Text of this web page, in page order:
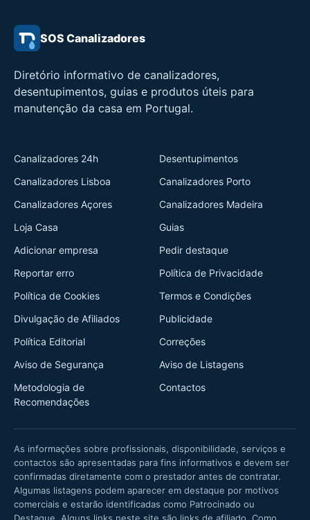
SOS Canalizadores
Diretório informativo de canalizadores,
desentupimentos, guias e produtos úteis para
manutenção da casa em Portugal.
Canalizadores 24h
Desentupimentos
Canalizadores Lisboa
Canalizadores Porto
Canalizadores Açores
Canalizadores Madeira
Loja Casa
Guias
Adicionar empresa
Pedir destaque
Reportar erro
Política de Privacidade
Política de Cookies
Termos e Condições
Divulgação de Afiliados
Publicidade
Política Editorial
Correções
Aviso de Segurança
Aviso de Listagens
Metodologia de
Recomendações
Contactos
As informações sobre profissionais, disponibilidade, serviços e
contactos são apresentadas para fins informativos e devem ser
confirmadas diretamente com o prestador antes de contratar.
Algumas listagens podem aparecer em destaque por motivos
comerciais e estarão identificadas como Patrocinado ou